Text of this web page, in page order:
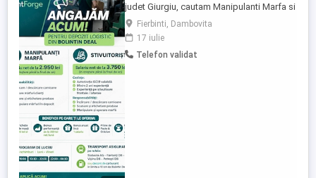
judet Giurgiu, cautam Manipulanti Marfa si
Stivuitoristi cu program de lucru la 3
schimburi si transport asigurat. Cautam
separat si 1 Stivuitorist cu program de
lucru la 2 schimburi si transport asigurat.
Fierbinti, Dambovita
17 iulie
Telefon validat